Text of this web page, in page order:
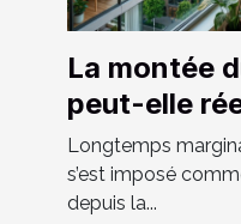
La montée
peut-elle
façonner le
de demain ?
Longtemps
s’est imposé
depuis la...